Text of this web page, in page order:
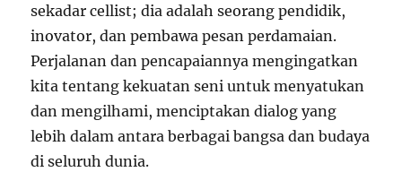
sekadar cellist; dia adalah seorang pendidik,
inovator, dan pembawa pesan perdamaian.
Perjalanan dan pencapaiannya mengingatkan
kita tentang kekuatan seni untuk menyatukan
dan mengilhami, menciptakan dialog yang
lebih dalam antara berbagai bangsa dan budaya
di seluruh dunia.